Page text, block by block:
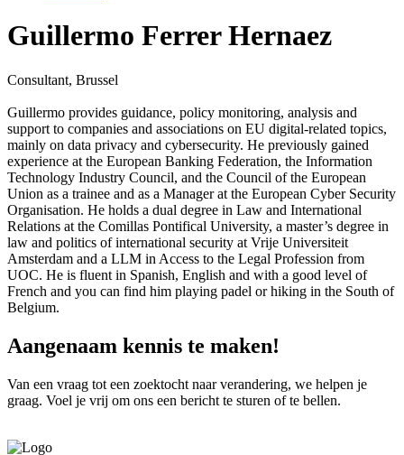
Guillermo Ferrer Hernaez
Consultant, Brussel
Guillermo provides guidance, policy monitoring, analysis and
support to companies and associations on EU digital-related topics,
mainly on data privacy and cybersecurity. He previously gained
experience at the European Banking Federation, the Information
Technology Industry Council, and the Council of the European
Union as a trainee and as a Manager at the European Cyber Security
Organisation. He holds a dual degree in Law and International
Relations at the Comillas Pontifical University, a master’s degree in
law and politics of international security at Vrije Universiteit
Amsterdam and a LLM in Access to the Legal Profession from
UOC. He is fluent in Spanish, English and with a good level of
French and you can find him playing padel or hiking in the South of
Belgium.
Aangenaam kennis te maken!
Van een vraag tot een zoektocht naar verandering, we helpen je
graag. Voel je vrij om ons een bericht te sturen of te bellen.